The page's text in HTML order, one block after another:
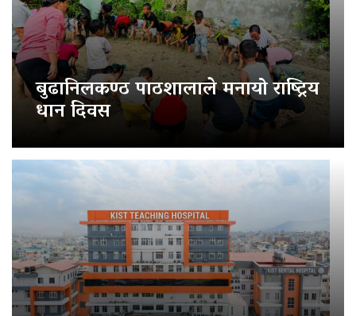
बुढानिलकण्ठ पाठशालाले मनायो राष्ट्रिय
धान दिवस